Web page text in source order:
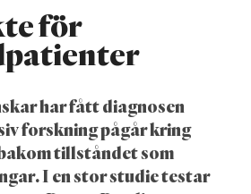
för
har fått diagnosen
forskning pågår kring
tillståndet som
I en stor studie testar